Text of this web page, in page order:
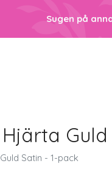
Sugen på
Satin - 1-pack